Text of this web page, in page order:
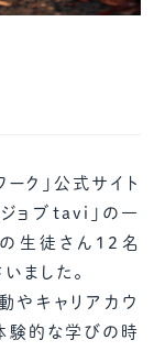
ク」公式サイト
ョブtavi」の一
生徒さん12名
ました。
やキャリアカウ
験的な学びの時